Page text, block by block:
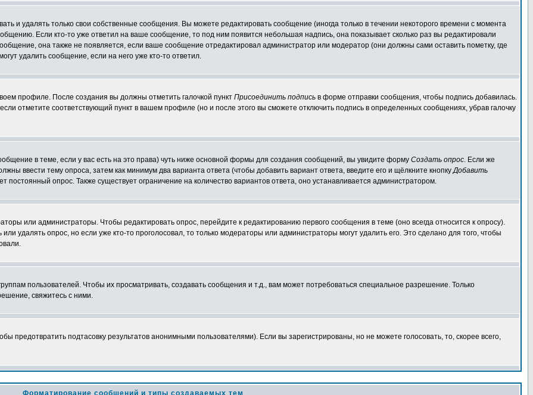
и удалять только свои собственные сообщения. Вы можете редактировать сообщение (иногда только в течении некоторого времени с момента
Если кто-то уже ответил на ваше сообщение, то под ним появится небольшая надпись, она показывает сколько раз вы редактировали
она также не появляется, если ваше сообщение отредактировал администратор или модератор (они должны сами оставить пометку, где
удалить сообщение, если на него уже кто-то ответил.
профиле. После создания вы должны отметить галочкой пункт Присоединить подпись в форме отправки сообщения, чтобы подпись добавилась.
отметите соответствующий пункт в вашем профиле (но и после этого вы сможете отключить подпись в определенных сообщениях, убрав галочку
в теме, если у вас есть на это права) чуть ниже основной формы для создания сообщений, вы увидите форму Создать опрос. Если же
ввести тему опроса, затем как минимум два варианта ответа (чтобы добавить вариант ответа, введите его и щёлкните кнопкуДобавить
постоянный опрос. Также существует ограничение на количество вариантов ответа, оно устанавливается администратором.
или администраторы. Чтобы редактировать опрос, перейдите к редактированию первого сообщения в теме (оно всегда относится к опросу).
или удалять опрос, но если уже кто-то проголосовал, то только модераторы или администраторы могут удалить его. Это сделано для того, чтобы
пользователей. Чтобы их просматривать, создавать сообщения и т.д., вам может потребоваться специальное разрешение. Только
свяжитесь с ними.
предотвратить подтасовку результатов анонимными пользователями). Если вы зарегистрированы, но не можете голосовать, то, скорее всего,
Форматирование сообщений и типы создаваемых тем